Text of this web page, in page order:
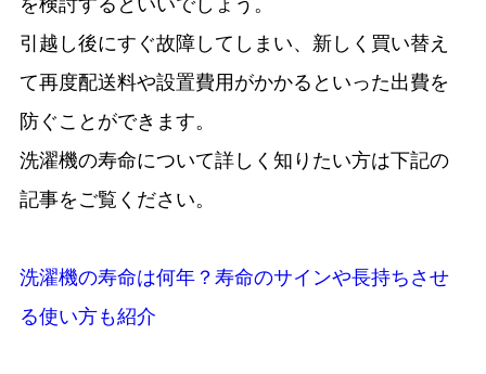
を検討するといいでしょう。
引越し後にすぐ故障してしまい、新しく買い替え
て再度配送料や設置費用がかかるといった出費を
防ぐことができます。
洗濯機の寿命について詳しく知りたい方は下記の
記事をご覧ください。
洗濯機の寿命は何年？寿命のサインや長持ちさせ
る使い方も紹介